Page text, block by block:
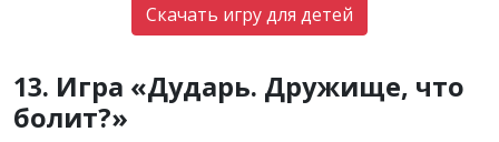
Скачать игру для детей
13. Игра «Дударь. Дружище, что
болит?»